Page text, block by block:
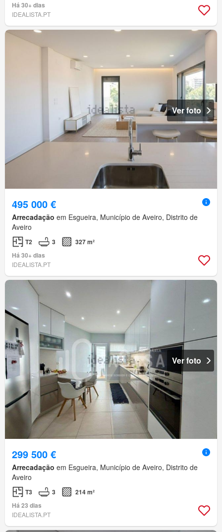
Há 30+ dias
IDEALISTA.PT
Ver foto
495 000 €
Arrecadação em Esgueira, Município de Aveiro, Distrito de
Aveiro
T2 3
327 m²
Há 30+ dias
IDEALISTA.PT
Ver foto
299 500 €
Arrecadação em Esgueira, Município de Aveiro, Distrito de
Aveiro
T3 3
214 m²
Há 23 dias
IDEALISTA.PT